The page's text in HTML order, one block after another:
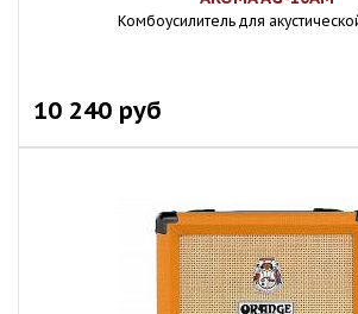
Комбоусилитель для
10 240 руб